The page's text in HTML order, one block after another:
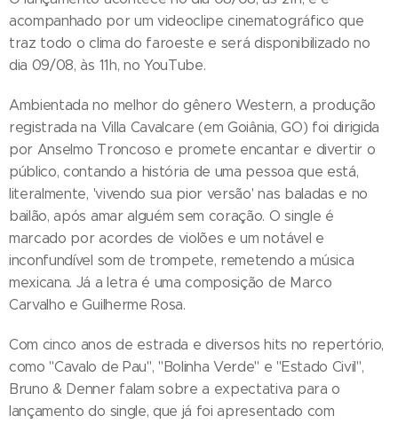
acompanhado por um videoclipe cinematográfico que
traz todo o clima do faroeste e será disponibilizado no
dia 09/08, às 11h, no YouTube.
Ambientada no melhor do gênero Western, a produção
registrada na Villa Cavalcare (em Goiânia, GO) foi dirigida
por Anselmo Troncoso e promete encantar e divertir o
público, contando a história de uma pessoa que está,
literalmente, 'vivendo sua pior versão' nas baladas e no
bailão, após amar alguém sem coração. O single é
marcado por acordes de violões e um notável e
inconfundível som de trompete, remetendo a música
mexicana. Já a letra é uma composição de Marco
Carvalho e Guilherme Rosa.
Com cinco anos de estrada e diversos hits no repertório,
como "Cavalo de Pau", "Bolinha Verde" e "Estado Civil",
Bruno & Denner falam sobre a expectativa para o
lançamento do single, que já foi apresentado com